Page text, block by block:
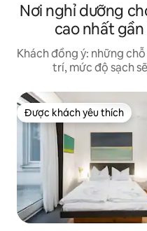
Nơi nghỉ dưỡng
cao nhất
Khách đồng ý: những
trí, mức độ sạch
Được khách yêu thích
Được khách yêu thích